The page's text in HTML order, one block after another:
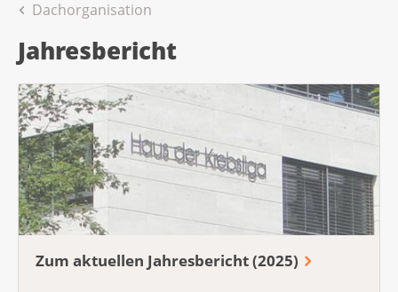
Dachorganisation
Jahresbericht
Zum aktuellen Jahresbericht (2025)